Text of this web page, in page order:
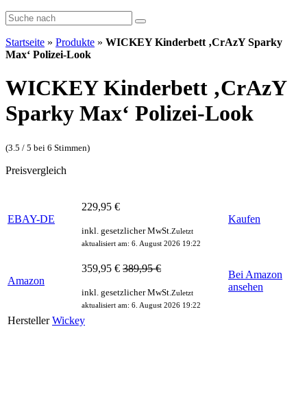
Startseite » Produkte » WICKEY Kinderbett ‚CrAzY Sparky
Max‘ Polizei-Look
WICKEY Kinderbett ‚CrAzY
Sparky Max‘ Polizei-Look
(3.5 / 5 bei 6 Stimmen)
Preisvergleich
EBAY-DE
229,95 €
inkl. gesetzlicher MwSt. Zuletzt
aktualisiert am: 6. August 2026 19:22
Kaufen
Amazon
359,95 € 389,95 €
inkl. gesetzlicher MwSt. Zuletzt
aktualisiert am: 6. August 2026 19:22
Bei Amazon
ansehen
Hersteller Wickey